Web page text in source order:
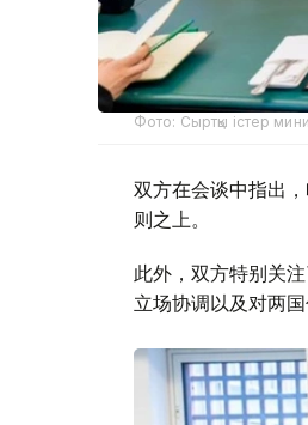
Фото: Сыртқы істер
双方在会谈中指出
则之上。
此外，双方特别关
立场协调以及对两国